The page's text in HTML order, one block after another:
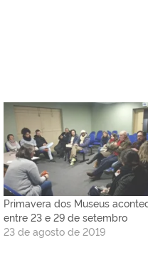
Primavera dos Museus
entre 23 e 29 de setembro
23 de agosto de 2019